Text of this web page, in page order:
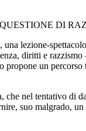
DI
lezione-
diritti e
un
nel tentativo di
suo malgrado,